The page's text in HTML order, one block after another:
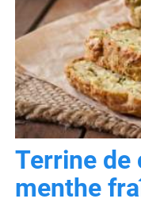
Terrine de
menthe